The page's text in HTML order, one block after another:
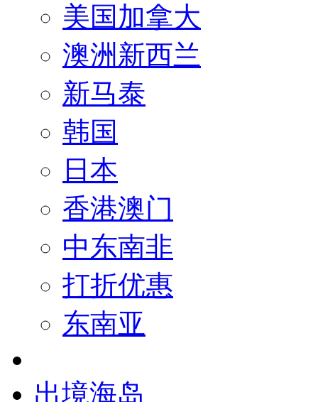
美国加拿大
澳洲新西兰
新马泰
韩国
日本
香港澳门
中东南非
打折优惠
东南亚
出境海岛